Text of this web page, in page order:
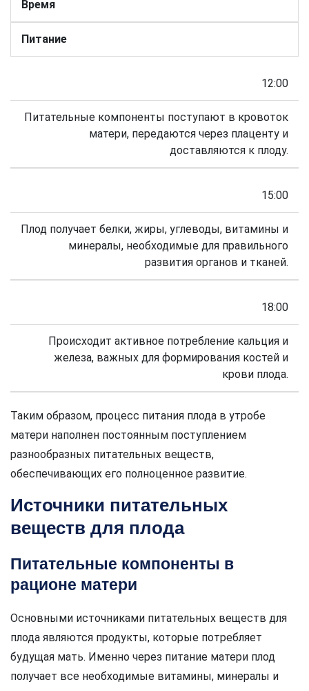
Время
Питание
12:00
Питательные компоненты поступают в кровоток
матери, передаются через плаценту и
доставляются к плоду.
15:00
Плод получает белки, жиры, углеводы, витамины и
минералы, необходимые для правильного
развития органов и тканей.
18:00
Происходит активное потребление кальция и
железа, важных для формирования костей и
крови плода.
Таким образом, процесс питания плода в утробе
матери наполнен постоянным поступлением
разнообразных питательных веществ,
обеспечивающих его полноценное развитие.
Источники питательных
веществ для плода
Питательные компоненты в
рационе матери
Основными источниками питательных веществ для
плода являются продукты, которые потребляет
будущая мать. Именно через питание матери плод
получает все необходимые витамины, минералы и